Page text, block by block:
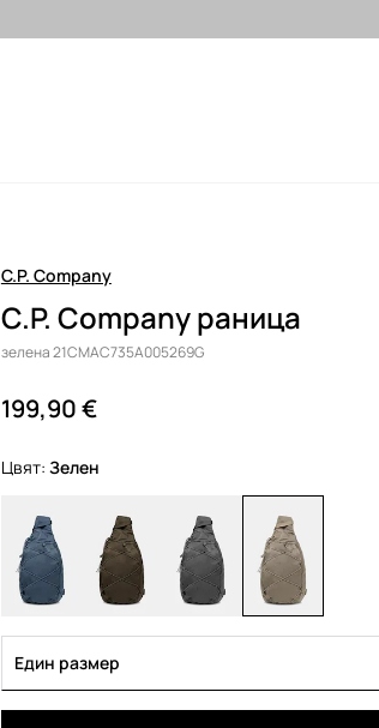
C.P. Company
C.P. Company раница
зелена 21CMAC735A005269G
199,90 €
Цвят: зелен
Един размер